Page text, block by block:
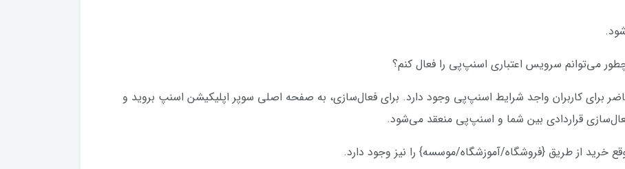
برای کاربران واجد شرایط اسنپ‌پی وجود دارد. برای فعال‌سازی، به صفحه اصلی سوپر اپلیکیشن اسنپ بروید و
قراردادی بین شما و اسنپ‌پی منعقد می‌شود.
خرید از طریق {فروشگاه/آموزشگاه/موسسه} را نیز وجود دارد.